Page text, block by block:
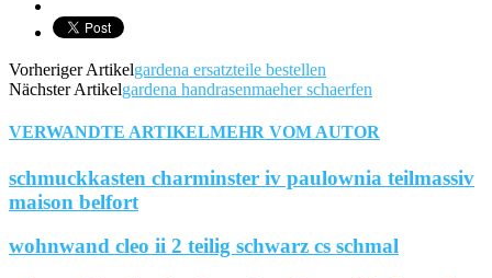
Vorheriger Artikelgardena ersatzteile bestellen
Nächster Artikelgardena handrasenmaeher schaerfen
VERWANDTE ARTIKELMEHR VOM AUTOR
schmuckkasten charminster iv paulownia teilmassiv
maison belfort
wohnwand cleo ii 2 teilig schwarz cs schmal